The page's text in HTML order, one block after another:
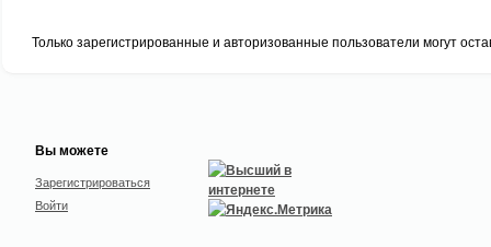
Только зарегистрированные и авторизованные пользователи могут
Вы можете
Зарегистрироваться
Войти